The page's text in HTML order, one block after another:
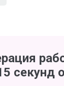
секунд